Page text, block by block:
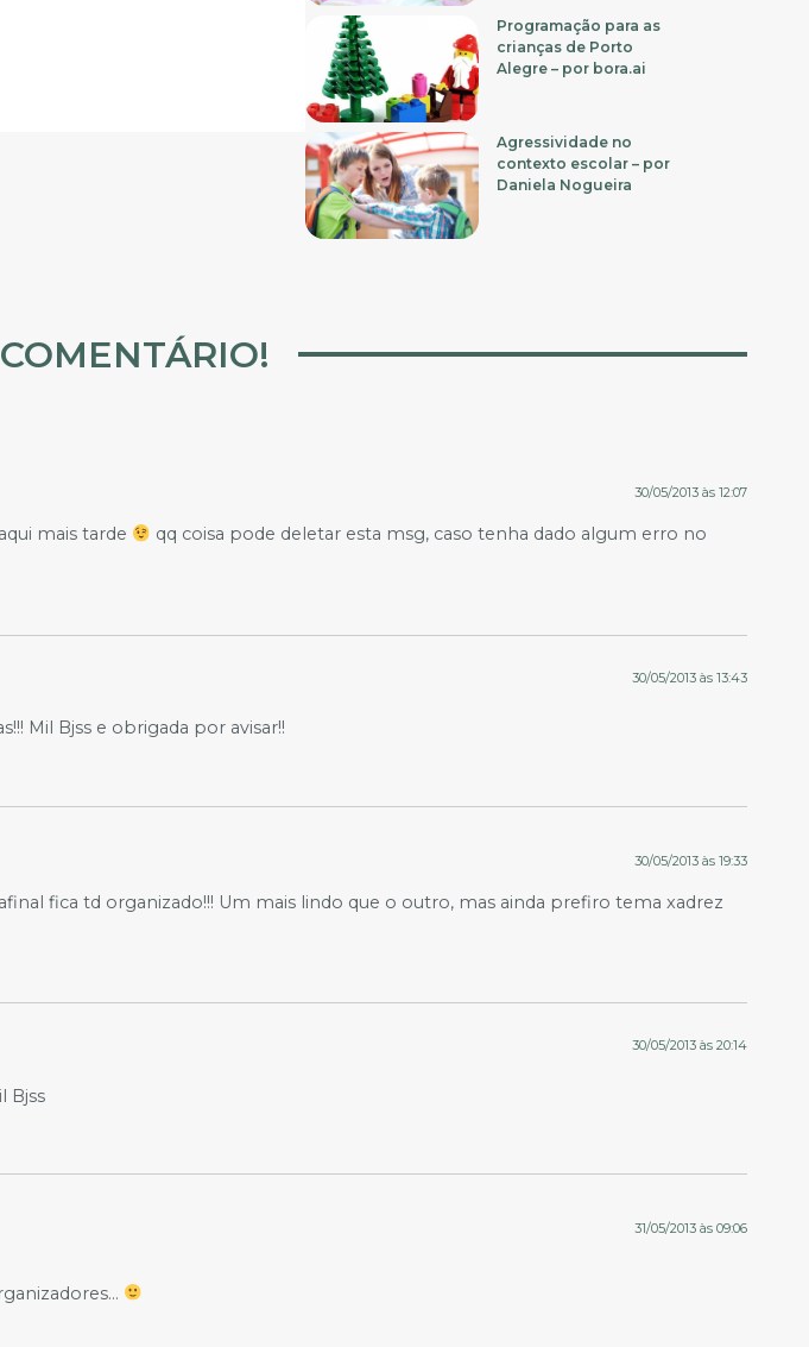
Programação para as
crianças de Porto
Alegre – por bora.ai
Agressividade no
contexto escolar – por
Daniela Nogueira
30/05/2013 às 12:07
mais tarde
qq coisa pode deletar esta msg, caso tenha dado algum erro no
30/05/2013 às 13:43
Mil Bjss e obrigada por avisar!!
30/05/2013 às 19:33
fica td organizado!!! Um mais lindo que o outro, mas ainda prefiro tema xadrez
30/05/2013 às 20:14
Bjss
31/05/2013 às 09:06